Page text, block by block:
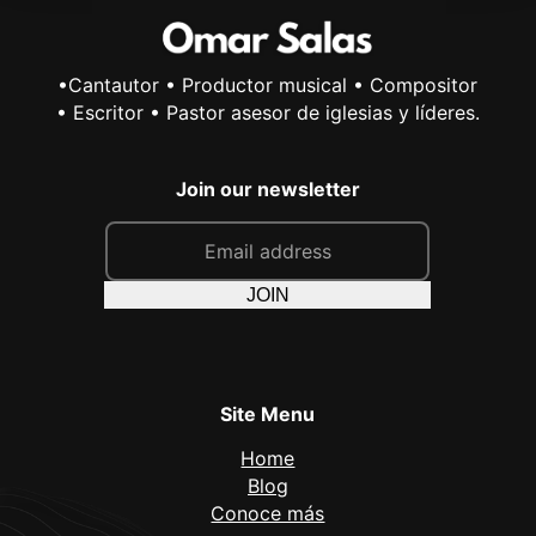
•Cantautor • Productor musical • Compositor
• Escritor • Pastor asesor de iglesias y líderes.
Join our newsletter
E
a
i
JOIN
Site Menu
Home
Blog
Conoce más